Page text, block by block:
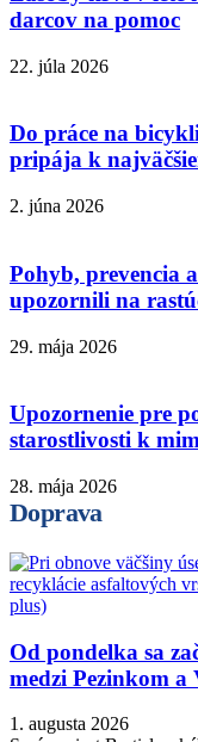
darcov na pomoc
22. júla 2026
Do práce na
pripája k
2. júna 2026
Pohyb, prevencia
upozornili na
29. mája 2026
Upozornenie pre
starostlivosti k
28. mája 2026
Doprava
Od pondelka sa
medzi Pezinkom a
1. augusta 2026